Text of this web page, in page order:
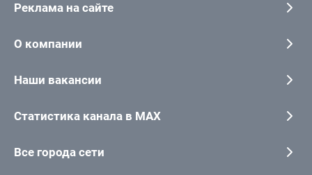
Реклама на сайте
О компании
Наши вакансии
Статистика канала в MAX
Все города сети